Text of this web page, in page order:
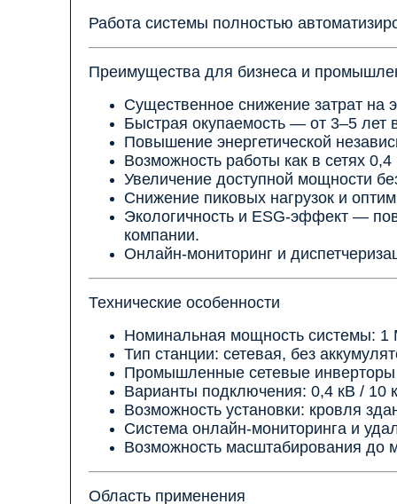
Работа системы полностью
Преимущества для бизнеса и
Существенное снижение затрат
Быстрая окупаемость — от 3–5 лет
Повышение энергетической
Возможность работы как в сетях
Увеличение доступной мощности
Снижение пиковых нагрузок и
Экологичность и ESG-эффект —
компании.
Онлайн-мониторинг и
Технические особенности
Номинальная мощность системы: 1
Тип станции: сетевая, без
Промышленные сетевые инверторы
Варианты подключения: 0,4 кВ / 10
Возможность установки: кровля
Система онлайн-мониторинга и
Возможность масштабирования до
Область применения